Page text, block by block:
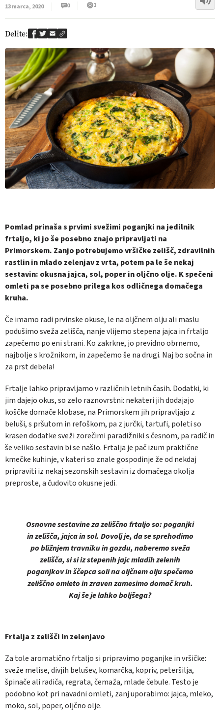
13 marca, 2020
0 1
Delite:
Pomlad prinaša s prvimi svežimi poganjki na jedilnik
frtaljo, ki jo še posebno znajo pripravljati na
Primorskem. Zanjo potrebujemo vršičke zelišč, zdravilnih
rastlin in mlado zelenjav z vrta, potem pa le še nekaj
sestavin: okusna jajca, sol, poper in oljčno olje. K spečeni
omleti pa se posebno prilega kos odličnega domačega
kruha.
Če imamo radi prvinske okuse, le na oljčnem olju ali maslu
podušimo sveža zelišča, nanje vlijemo stepena jajca in frtaljo
zapečemo po eni strani. Ko zakrkne, jo previdno obrnemo,
najbolje s krožnikom, in zapečemo še na drugi. Naj bo sočna in
za prst debela!
Frtalje lahko pripravljamo v različnih letnih časih. Dodatki, ki
jim dajejo okus, so zelo raznovrstni: nekateri jih dodajajo
koščke domače klobase, na Primorskem jih pripravljajo z
beluši, s pršutom in refoškom, pa z jurčki, tartufi, poleti so
krasen dodatke sveži zorečimi paradižniki s česnom, pa radič in
še veliko sestavin bi se našlo. Frtalja je pač izum praktične
kmečke kuhinje, v kateri so znale gospodinje že od nekdaj
pripraviti iz nekaj sezonskih sestavin iz domačega okolja
preproste, a čudovito okusne jedi.
Osnovne sestavine za zeliščno frtaljo so: poganjki
in zelišča, jajca in sol. Dovolj je, da se sprehodimo
po bližnjem travniku in gozdu, naberemo sveža
zelišča, si si iz stepenih jajc mladih zelenih
poganjkov in ščepca soli na oljčnem olju spečemo
zeliščno omleto in zraven zamesimo domač kruh.
Kaj še je lahko boljšega?
Frtalja z zelišči in zelenjavo
Za tole aromatično frtaljo si pripravimo poganjke in vršičke:
sveže melise, divjih belušev, komarčka, kopriv, peteršilja,
špinače ali radiča, regrata, čemaža, mlade čebule. Testo je
podobno kot pri navadni omleti, zanj uporabimo: jajca, mleko,
moko, sol, poper, oljčno olje.